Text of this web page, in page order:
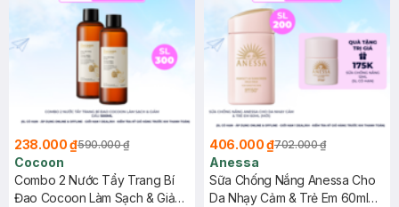
238.000 ₫590.000 ₫
Cocoon
Combo 2 Nước Tẩy Trang Bí
Đao Cocoon Làm Sạch & Giảm
406.000 ₫702.000 ₫
Anessa
Sữa Chống Nắng Anessa Cho
Da Nhạy Cảm & Trẻ Em 60ml